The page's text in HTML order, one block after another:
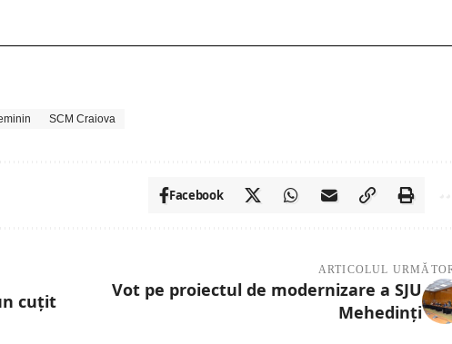
SCM Craiova
Facebook
cuțit
ARTICOLUL
Vot pe proiectul de modernizare a SJU
Mehedinţi